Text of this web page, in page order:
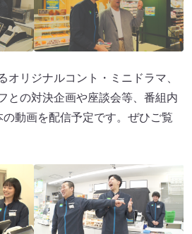
オリジナルコント・ミニドラマ、
との対決企画や座談会等、番組内
動画を配信予定です。ぜひご覧